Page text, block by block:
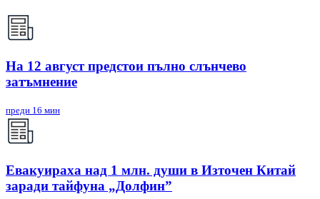
На 12 август предстои пълно слънчево
затъмнение
преди 16 мин
Евакуираха над 1 млн. души в Източен Китай
заради тайфуна „Долфин”